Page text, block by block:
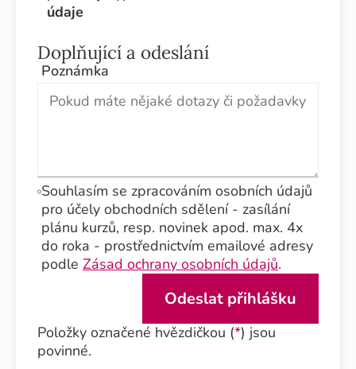
údaje
Doplňující a odeslání
Poznámka
Souhlasím se zpracováním osobních údajů
pro účely obchodních sdělení - zasílání
plánu kurzů, resp. novinek apod. max. 4x
do roka - prostřednictvím emailové adresy
podleZásad ochrany osobních údajů.
Položky označené hvězdičkou (*) jsou
povinné.